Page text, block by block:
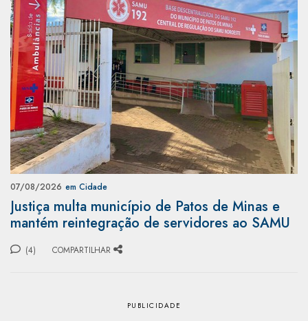
07/08/2026 em Cidade
Justiça multa município de Patos de Minas e
mantém reintegração de servidores ao SAMU
(4) COMPARTILHAR